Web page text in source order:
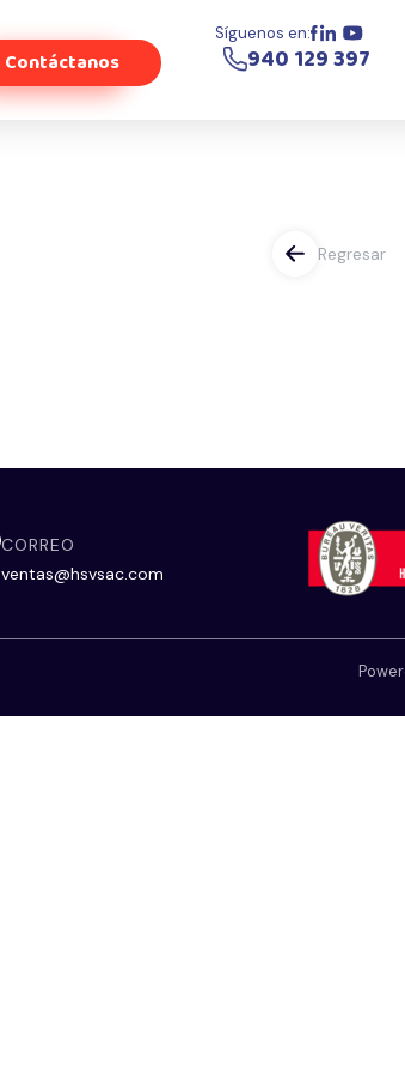
Contáctanos
Síguenos en:
940 129 397
Regresar
CORREO
ventas@hsvsac.com